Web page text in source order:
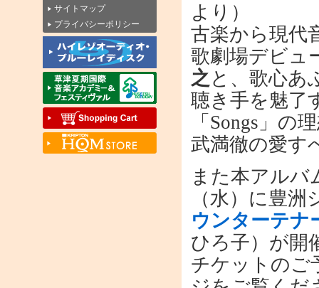
サイトマップ
プライバシーポリシー
より）
古楽から現代
歌劇場デビュ
之 と、歌心あ
聴き手を魅了
「Songs」の
武満徹の愛す
また本アルバ
（水）に豊
ウンターテナ
ひろ子）が開
チケットのご